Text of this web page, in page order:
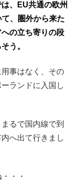
、EU共通の欧州
、圏外から来た
の立ち寄りの段
う。
事はなく、その
ランドに入国し
るで国内線で到
へ出て行きまし
・・